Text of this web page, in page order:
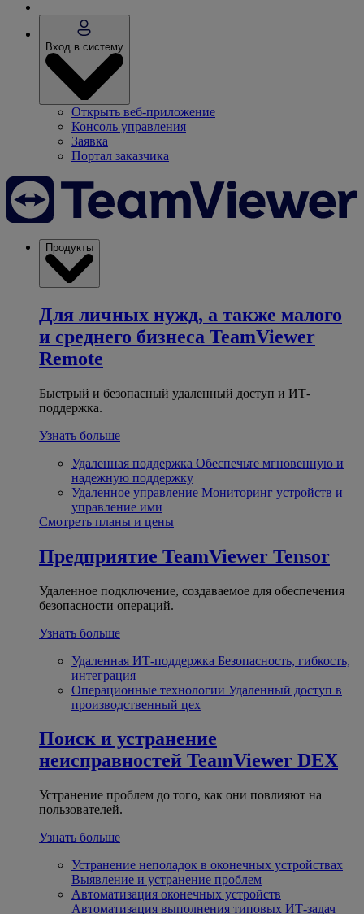
Вход в систему
Открыть веб-приложение
Консоль управления
Заявка
Портал заказчика
Продукты
Для личных нужд, а также малого
и среднего бизнеса TeamViewer
Remote
Быстрый и безопасный удаленный доступ и ИТ-
поддержка.
Узнать больше
Удаленная поддержка Обеспечьте мгновенную и
надежную поддержку
Удаленное управление Мониторинг устройств и
управление ими
Смотреть планы и цены
Предприятие TeamViewer Tensor
Удаленное подключение, создаваемое для обеспечения
безопасности операций.
Узнать больше
Удаленная ИТ-поддержка Безопасность, гибкость,
интеграция
Операционные технологии Удаленный доступ в
производственный цех
Поиск и устранение
неисправностей TeamViewer DEX
Устранение проблем до того, как они повлияют на
пользователей.
Узнать больше
Устранение неполадок в оконечных устройствах
Выявление и устранение проблем
Автоматизация оконечных устройств
Автоматизация выполнения типовых ИТ-задач